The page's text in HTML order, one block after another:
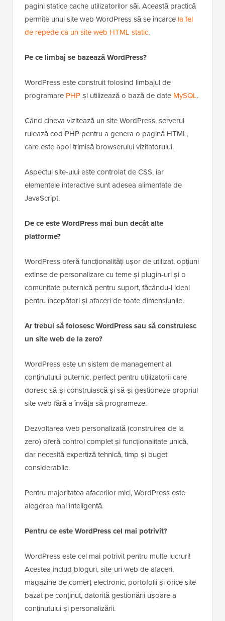
pagini statice cache utilizatorilor săi. Această practică
permite unui site web WordPress să se încarce la fel
de repede ca un site web HTML static.
Pe ce limbaj se bazează WordPress?
WordPress este construit folosind limbajul de
programare PHPși utilizează o bază de date MySQL.
Când cineva vizitează un site WordPress, serverul
rulează cod PHP pentru a genera o pagină HTML,
care este apoi trimisă browserului vizitatorului.
Aspectul site-ului este controlat de CSS, iar
elementele interactive sunt adesea alimentate de
JavaScript.
De ce este WordPress mai bun decât alte
platforme?
WordPress oferă funcționalități ușor de utilizat, opțiuni
extinse de personalizare cu teme și plugin-uri și o
comunitate puternică pentru suport, făcându-l ideal
pentru începători și afaceri de toate dimensiunile.
Ar trebui să folosesc WordPress sau să construiesc
un site web de la zero?
WordPress este un sistem de management al
conținutului puternic, perfect pentru utilizatorii care
doresc să-și construiască și să-și gestioneze propriul
site web fără a învăța să programeze.
Dezvoltarea web personalizată (construirea de la
zero) oferă control complet și funcționalitate unică,
dar necesită expertiză tehnică, timp și buget
considerabile.
Pentru majoritatea afacerilor mici, WordPress este
alegerea mai inteligentă.
Pentru ce este WordPress cel mai potrivit?
WordPress este cel mai potrivit pentru multe lucruri!
Acestea includ bloguri, site-uri web de afaceri,
magazine de comerț electronic, portofolii și orice site
bazat pe conținut, datorită gestionării ușoare a
conținutului și personalizării.